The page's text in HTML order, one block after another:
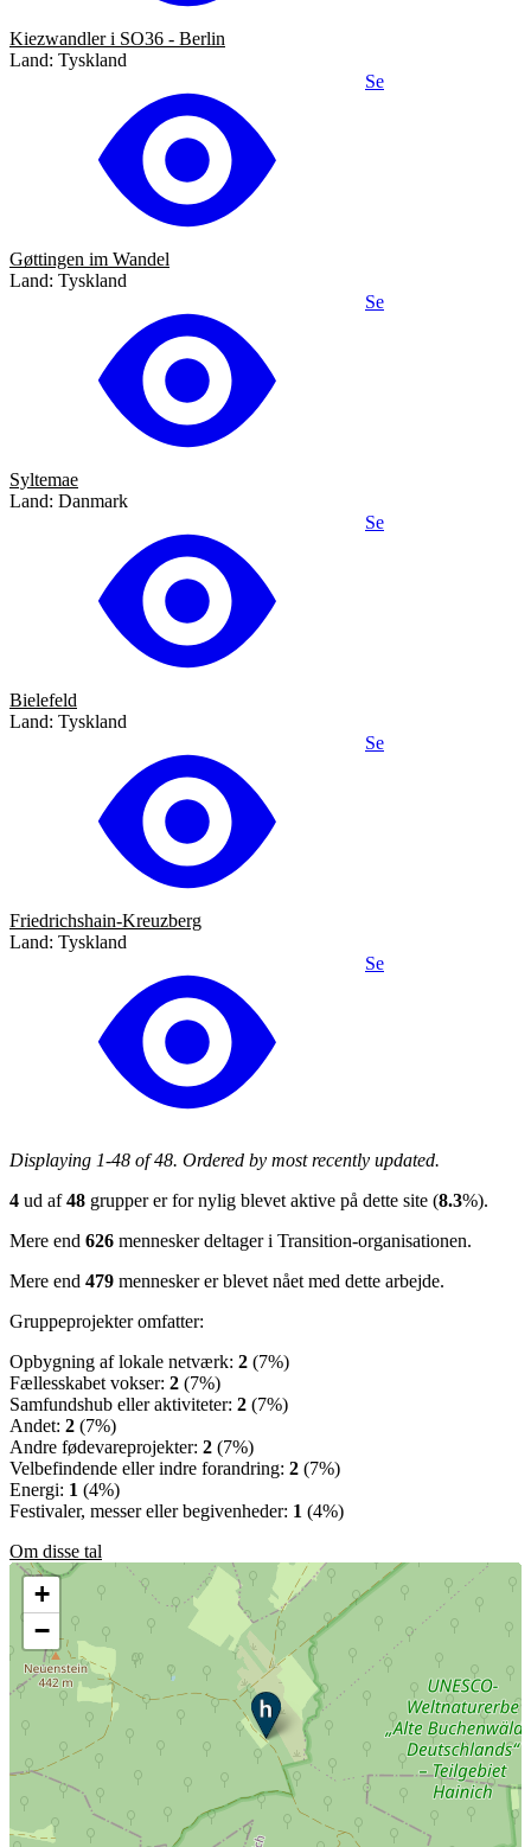
Kiezwandler i SO36 - Berlin
Land: Tyskland
Se
Gøttingen im Wandel
Land: Tyskland
Se
Syltemae
Land: Danmark
Se
Bielefeld
Land: Tyskland
Se
Friedrichshain-Kreuzberg
Land: Tyskland
Se
Displaying 1-48 of 48. Ordered by most recently updated.
4 ud af48 grupper er for nylig blevet aktive på dette site (8.3%).
Mere end 626 mennesker deltager i Transition-organisationen.
Mere end 479 mennesker er blevet nået med dette arbejde.
Gruppeprojekter omfatter:
Opbygning af lokale netværk: 2 (7%)
Fællesskabet vokser: 2 (7%)
Samfundshub eller aktiviteter: 2 (7%)
Andet: 2 (7%)
Andre fødevareprojekter: 2 (7%)
Velbefindende eller indre forandring: 2 (7%)
Energi: 1 (4%)
Festivaler, messer eller begivenheder: 1 (4%)
Om disse tal
+
−